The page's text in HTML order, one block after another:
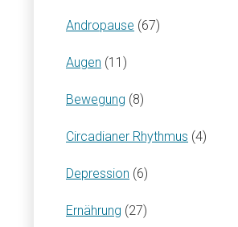
Andropause (67)
Augen (11)
Bewegung (8)
Circadianer Rhythmus (4)
Depression (6)
Ernährung (27)